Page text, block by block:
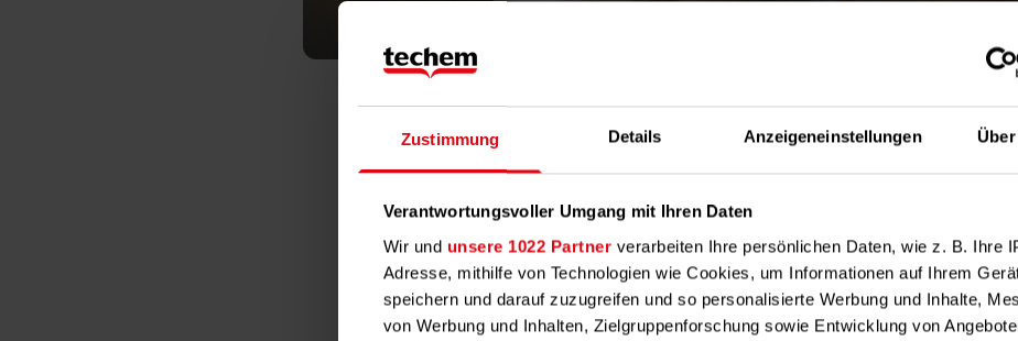
Zustimmung Details Anzeigeneinstellungen
Verantwortungsvoller Umgang mit Ihren Daten
Wir und unsere 1022 Partner verarbeiten Ihre persönlichen Daten, wie z. B. Ihre
Adresse, mithilfe von Technologien wie Cookies, um Informationen auf Ihrem
speichern und darauf zuzugreifen und so personalisierte Werbung und Inhalte,
von Werbung und Inhalten, Zielgruppenforschung sowie Entwicklung von
Leitlinie bei der Auswahl:
wem passt die Wohnung?
Eine weitere Entscheidungshilfe, wenn Sie eine neue Mieterin oder einen
Mieter auswählen: Überlegen Sie, welche Person am stärksten von den